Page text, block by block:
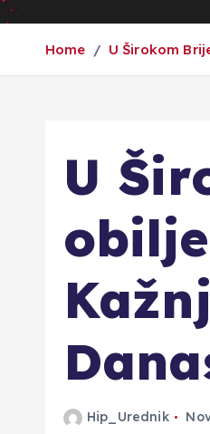
Home U Širokom
U
Hip_Urednik